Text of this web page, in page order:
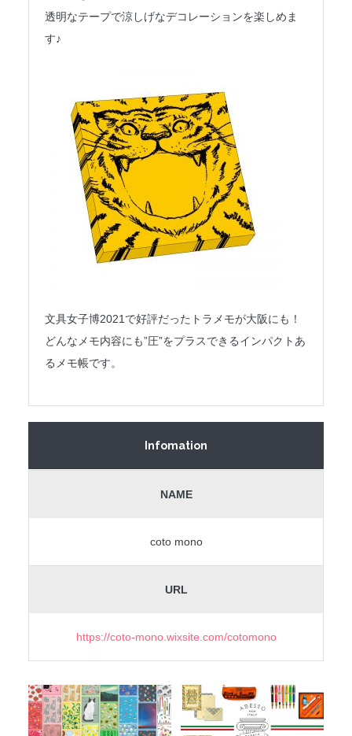
透明なテープで涼しげなデコレーションを楽しめま
す♪
文具女子博2021で好評だったトラメモが大阪にも！
どんなメモ内容にも”圧”をプラスできるインパクトあ
るメモ帳です。
Infomation
NAME
coto mono
URL
https://coto-mono.wixsite.com/cotomono